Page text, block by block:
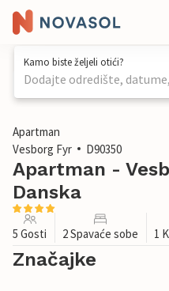
Kamo biste željeli otići?
Dodajte odredište,
1 / 31
Apartman
Vesborg Fyr
D90350
Apartman -
Danska
5 Gosti 2 Spavaće sobe 1
Značajke